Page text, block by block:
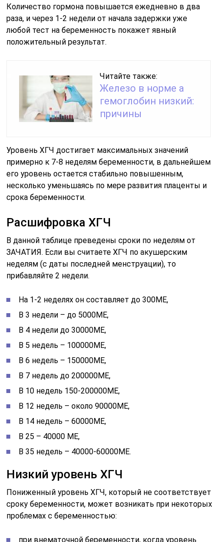
Количество гормона повышается ежедневно в два
раза, и через 1-2 недели от начала задержки уже
любой тест на беременность покажет явный
положительный результат.
Читайте также:
Железо в норме а
гемоглобин низкий:
причины
Уровень ХГЧ достигает максимальных значений
примерно к 7-8 неделям беременности, в дальнейшем
его уровень остается стабильно повышенным,
несколько уменьшаясь по мере развития плаценты и
срока беременности.
Расшифровка ХГЧ
В данной таблице преведены сроки по неделям от
ЗАЧАТИЯ. Если вы считаете ХГЧ по акушерским
неделям (с даты последней менструации), то
прибавляйте 2 недели.
На 1-2 неделях он составляет до 300МЕ,
В 3 недели – до 5000МЕ,
В 4 недели до 30000МЕ,
В 5 недель – 100000МЕ,
В 6 недель – 150000МЕ,
В 7 недель до 200000МЕ,
В 10 недель 150-200000МЕ,
В 12 недель – около 90000МЕ,
В 14 недель – 60000МЕ,
В 25 – 40000 МЕ,
В 35 недель – 40000-60000МЕ.
Низкий уровень ХГЧ
Пониженный уровень ХГЧ, который не соответствует
сроку беременности, может возникать при некоторых
проблемах с беременностью:
при внематочной беременности, когда уровень